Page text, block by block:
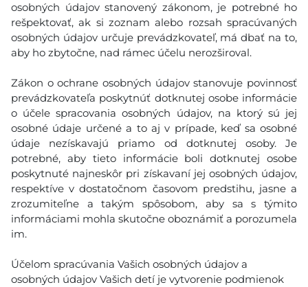
osobných údajov stanovený zákonom, je potrebné ho
rešpektovať, ak si zoznam alebo rozsah spracúvaných
osobných údajov určuje prevádzkovateľ, má dbať na to,
aby ho zbytočne, nad rámec účelu nerozširoval.
Zákon o ochrane osobných údajov stanovuje povinnosť
prevádzkovateľa poskytnúť dotknutej osobe informácie
o účele spracovania osobných údajov, na ktorý sú jej
osobné údaje určené a to aj v prípade, keď sa osobné
údaje nezískavajú priamo od dotknutej osoby. Je
potrebné, aby tieto informácie boli dotknutej osobe
poskytnuté najneskôr pri získavaní jej osobných údajov,
respektíve v dostatočnom časovom predstihu, jasne a
zrozumiteľne a takým spôsobom, aby sa s týmito
informáciami mohla skutočne oboznámiť a porozumela
im.
Účelom spracúvania Vašich osobných údajov a
osobných údajov Vašich detí je vytvorenie podmienok